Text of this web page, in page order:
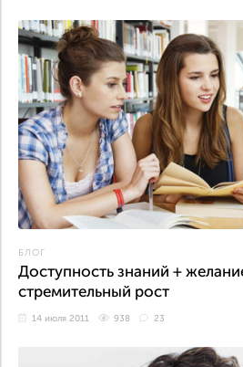
БЛОГ
Доступность знаний +
стремительный рост
14 июля 2011 938 23